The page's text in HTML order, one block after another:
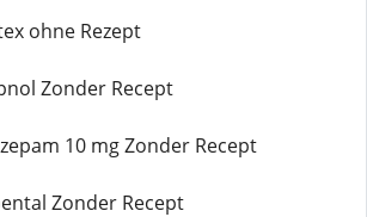
ohne Rezept
Zonder Recept
10 mg Zonder Recept
Zonder Recept